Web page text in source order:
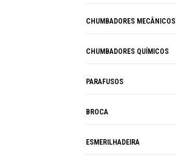
CHUMBADORES MECÂNICOS
CHUMBADORES QUÍMICOS
PARAFUSOS
BROCA
ESMERILHADEIRA